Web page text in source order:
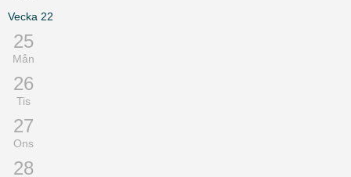
Vecka 22
25
Mån
26
Tis
27
Ons
28